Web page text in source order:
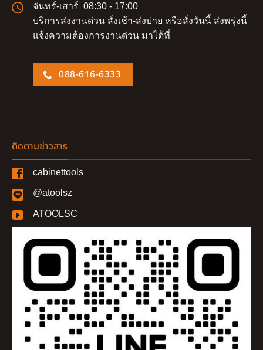
จันทร์-เสาร์ 08:30 - 17:00
บริการส่งงานด่วน สั่งเช้า-ส่งบ่าย หรือสั่งวันนี้ ส่งพรุ่งนี้
แจ้งความต้องการงานด่วน มาได้ที่
088-616-6333
ติดตามข่าวสาร
cabinettools
@atoolsz
ATOOLSC